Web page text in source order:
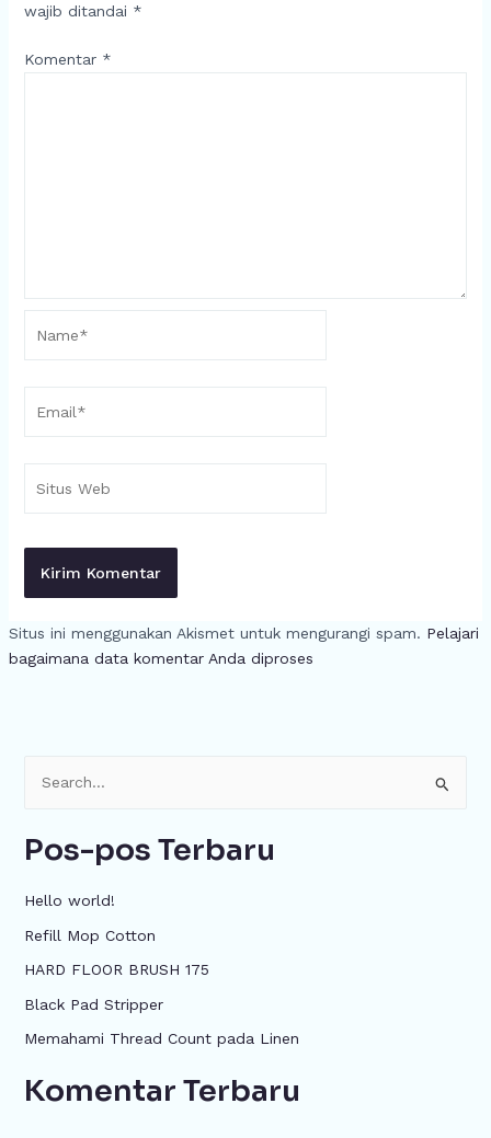
wajib ditandai *
Komentar *
Web
Situs ini menggunakan Akismet untuk mengurangi spam. Pelajari
bagaimana data komentar Anda diproses
u
n
t
u
k
Pos-pos Terbaru
Hello world!
Refill Mop Cotton
HARD FLOOR BRUSH 175
Black Pad Stripper
Memahami Thread Count pada Linen
Komentar Terbaru